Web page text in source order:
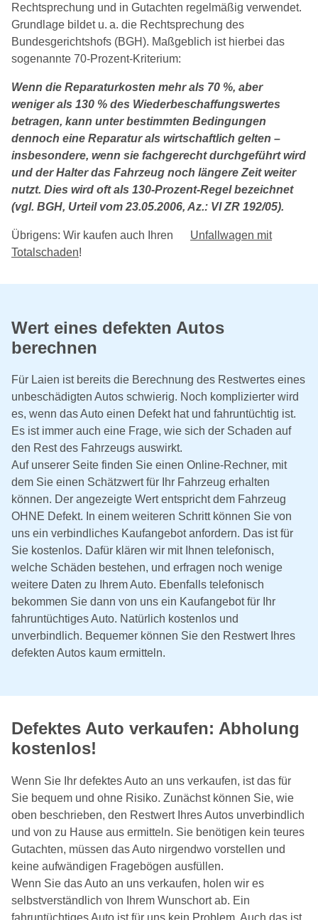
Rechtsprechung und in Gutachten regelmäßig verwendet.
Grundlage bildet u. a. die Rechtsprechung des
Bundesgerichtshofs (BGH). Maßgeblich ist hierbei das
sogenannte 70-Prozent-Kriterium:
Wenn die Reparaturkosten mehr als 70 %, aber
weniger als 130 % des Wiederbeschaffungswertes
betragen, kann unter bestimmten Bedingungen
dennoch eine Reparatur als wirtschaftlich gelten –
insbesondere, wenn sie fachgerecht durchgeführt wird
und der Halter das Fahrzeug noch längere Zeit weiter
nutzt. Dies wird oft als 130-Prozent-Regel bezeichnet
(vgl. BGH, Urteil vom 23.05.2006, Az.: VI ZR 192/05).
Übrigens: Wir kaufen auch Ihren
Unfallwagen mit
Totalschaden!
Wert eines defekten Autos
berechnen
Für Laien ist bereits die Berechnung des Restwertes eines
unbeschädigten Autos schwierig. Noch komplizierter wird
es, wenn das Auto einen Defekt hat und fahruntüchtig ist.
Es ist immer auch eine Frage, wie sich der Schaden auf
den Rest des Fahrzeugs auswirkt.
Auf unserer Seite finden Sie einen Online-Rechner, mit
dem Sie einen Schätzwert für Ihr Fahrzeug erhalten
können. Der angezeigte Wert entspricht dem Fahrzeug
OHNE Defekt. In einem weiteren Schritt können Sie von
uns ein verbindliches Kaufangebot anfordern. Das ist für
Sie kostenlos. Dafür klären wir mit Ihnen telefonisch,
welche Schäden bestehen, und erfragen noch wenige
weitere Daten zu Ihrem Auto. Ebenfalls telefonisch
bekommen Sie dann von uns ein Kaufangebot für Ihr
fahruntüchtiges Auto. Natürlich kostenlos und
unverbindlich. Bequemer können Sie den Restwert Ihres
defekten Autos kaum ermitteln.
Defektes Auto verkaufen: Abholung
kostenlos!
Wenn Sie Ihr defektes Auto an uns verkaufen, ist das für
Sie bequem und ohne Risiko. Zunächst können Sie, wie
oben beschrieben, den Restwert Ihres Autos unverbindlich
und von zu Hause aus ermitteln. Sie benötigen kein teures
Gutachten, müssen das Auto nirgendwo vorstellen und
keine aufwändigen Fragebögen ausfüllen.
Wenn Sie das Auto an uns verkaufen, holen wir es
selbstverständlich von Ihrem Wunschort ab. Ein